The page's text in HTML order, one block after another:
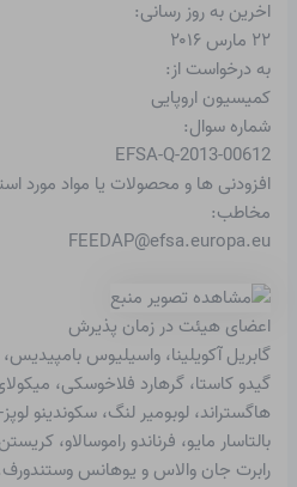
اخرین به روز رسانی:
۲۲ مارس ۲۰۱۶
به درخواست از:
کمیسیون اروپایی
شماره سوال:
EFSA-Q-2013-00612
افزودنی ها و محصولات یا مواد مورد
مخاطب:
FEEDAP@efsa.europa.eu
اعضای هیئت در زمان پذیرش
گابریل آکویلینا، واسیلیوس
گیدو کاستا، گرهارد فلاخوسکی،
هاگستراند، لوبومیر لنگ، سکوندینو
بالتاسار مایو، فرناندو راموسالاو،
رابرت جان والاس و یوهانس